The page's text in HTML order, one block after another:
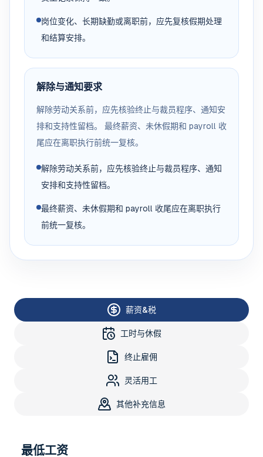
岗位变化、长期缺勤或离职前，应先复核假期处理
和结算安排。
解除与通知要求
解除劳动关系前，应先核验终止与裁员程序、通知安
排和支持性留档。 最终薪资、未休假期和 payroll 收
尾应在离职执行前统一复核。
解除劳动关系前，应先核验终止与裁员程序、通知
安排和支持性留档。
最终薪资、未休假期和 payroll 收尾应在离职执行
前统一复核。
薪资&税
工时与休假
终止雇佣
灵活用工
其他补充信息
最低工资